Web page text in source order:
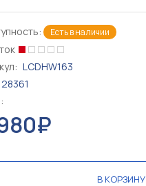
Есть в наличии
LCDHW163
28361
В КОРЗИНУ